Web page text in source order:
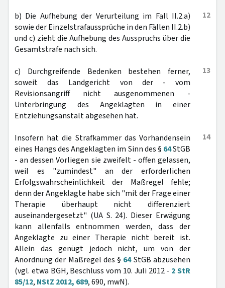
12
b) Die Aufhebung der Verurteilung im Fall II.2.a)
sowie der Einzelstrafaussprüche in den Fällen II.2.b)
und c) zieht die Aufhebung des Ausspruchs über die
Gesamtstrafe nach sich.
13
c) Durchgreifende Bedenken bestehen ferner,
soweit das Landgericht von der - vom
Revisionsangriff nicht ausgenommenen -
Unterbringung des Angeklagten in einer
Entziehungsanstalt abgesehen hat.
14
Insofern hat die Strafkammer das Vorhandensein
eines Hangs des Angeklagten im Sinn des § 64StGB
- an dessen Vorliegen sie zweifelt - offen gelassen,
weil es "zumindest" an der erforderlichen
Erfolgswahrscheinlichkeit der Maßregel fehle;
denn der Angeklagte habe sich "mit der Frage einer
Therapie überhaupt nicht differenziert
auseinandergesetzt" (UA S. 24). Dieser Erwägung
kann allenfalls entnommen werden, dass der
Angeklagte zu einer Therapie nicht bereit ist.
Allein das genügt jedoch nicht, um von der
Anordnung der Maßregel des § 64StGB abzusehen
(vgl. etwa BGH, Beschluss vom 10. Juli 2012 - 2 StR
85/12, NStZ 2012, 689, 690, mwN).